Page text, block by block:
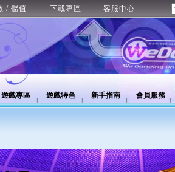
/ 儲值 下載專區 客服中心
遊戲專區 遊戲特色 新手指南 會員服務